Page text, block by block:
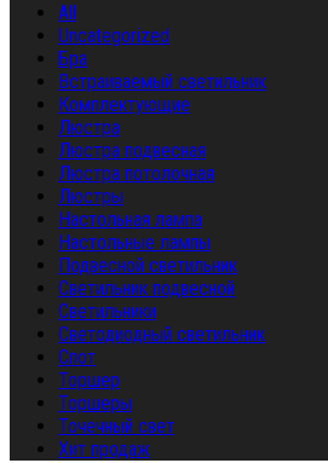
All
Uncategorized
Бра
Встраиваемый светильник
Комплектующие
Люстра
Люстра подвесная
Люстра потолочная
Люстры
Настольная лампа
Настольные лампы
Подвесной светильник
Светильник подвесной
Светильники
Светодиодный светильник
Спот
Торшер
Торшеры
Точечный свет
Хит продаж